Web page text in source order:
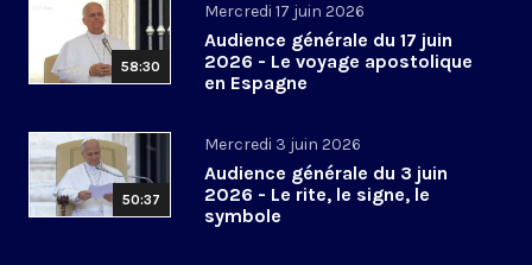
58:30
Mercredi 17 juin 2026
Audience générale du 17 juin
2026 - Le voyage apostolique
en Espagne
50:37
Mercredi 3 juin 2026
Audience générale du 3 juin
2026 - Le rite, le signe, le
symbole